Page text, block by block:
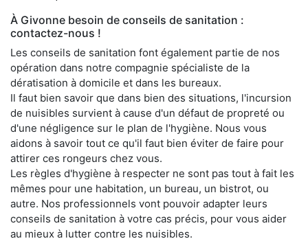
À Givonne besoin de conseils de sanitation :
contactez-nous !
Les conseils de sanitation font également partie de nos
opération dans notre compagnie spécialiste de la
dératisation à domicile et dans les bureaux.
Il faut bien savoir que dans bien des situations, l'incursion
de nuisibles survient à cause d'un défaut de propreté ou
d'une négligence sur le plan de l'hygiène. Nous vous
aidons à savoir tout ce qu'il faut bien éviter de faire pour
attirer ces rongeurs chez vous.
Les règles d'hygiène à respecter ne sont pas tout à fait les
mêmes pour une habitation, un bureau, un bistrot, ou
autre. Nos professionnels vont pouvoir adapter leurs
conseils de sanitation à votre cas précis, pour vous aider
au mieux à lutter contre les nuisibles.